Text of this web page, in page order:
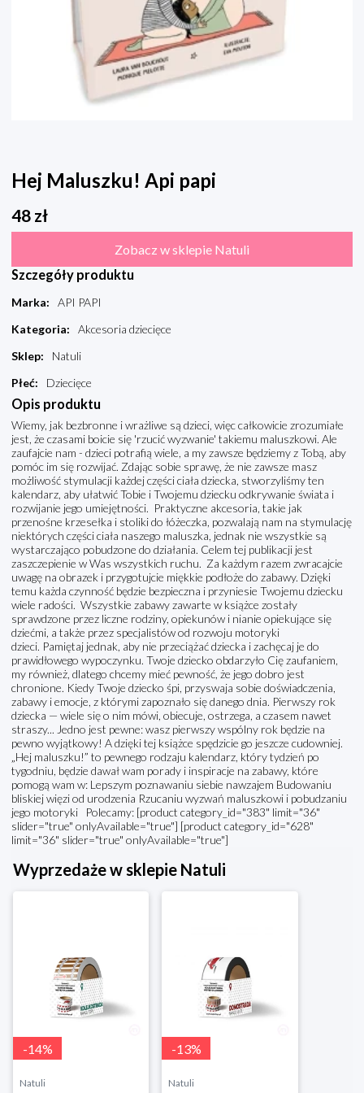
Hej Maluszku! Api papi
48 zł
Zobacz w sklepie Natuli
Szczegóły produktu
Marka:
API PAPI
Kategoria:
Akcesoria dziecięce
Sklep:
Natuli
Płeć: Dziecięce
Opis produktu
Wiemy, jak bezbronne i wrażliwe są dzieci, więc całkowicie zrozumiałe
jest, że czasami boicie się 'rzucić wyzwanie' takiemu maluszkowi. Ale
zaufajcie nam - dzieci potrafią wiele, a my zawsze będziemy z Tobą, aby
pomóc im się rozwijać. Zdając sobie sprawę, że nie zawsze masz
możliwość stymulacji każdej części ciała dziecka, stworzyliśmy ten
kalendarz, aby ułatwić Tobie i Twojemu dziecku odkrywanie świata i
rozwijanie jego umiejętności. Praktyczne akcesoria, takie jak
przenośne krzesełka i stoliki do łóżeczka, pozwalają nam na stymulację
niektórych części ciała naszego maluszka, jednak nie wszystkie są
wystarczająco pobudzone do działania. Celem tej publikacji jest
zaszczepienie w Was wszystkich ruchu. Za każdym razem zwracajcie
uwagę na obrazek i przygotujcie miękkie podłoże do zabawy. Dzięki
temu każda czynność będzie bezpieczna i przyniesie Twojemu dziecku
wiele radości. Wszystkie zabawy zawarte w książce zostały
sprawdzone przez liczne rodziny, opiekunów i nianie opiekujące się
dziećmi, a także przez specjalistów od rozwoju motoryki
dzieci. Pamiętaj jednak, aby nie przeciążać dziecka i zachęcaj je do
prawidłowego wypoczynku. Twoje dziecko obdarzyło Cię zaufaniem,
my również, dlatego chcemy mieć pewność, że jego dobro jest
chronione. Kiedy Twoje dziecko śpi, przyswaja sobie doświadczenia,
zabawy i emocje, z którymi zapoznało się danego dnia. Pierwszy rok
dziecka — wiele się o nim mówi, obiecuje, ostrzega, a czasem nawet
straszy... Jedno jest pewne: wasz pierwszy wspólny rok będzie na
pewno wyjątkowy! A dzięki tej książce spędzicie go jeszcze cudowniej.
„Hej maluszku!” to pewnego rodzaju kalendarz, który tydzień po
tygodniu, będzie dawał wam porady i inspiracje na zabawy, które
pomogą wam w: Lepszym poznawaniu siebie nawzajem Budowaniu
bliskiej więzi od urodzenia Rzucaniu wyzwań maluszkowi i pobudzaniu
jego motoryki Polecamy: [product category_id="383" limit="36"
slider="true" onlyAvailable="true"] [product category_id="628"
limit="36" slider="true" onlyAvailable="true"]
Wyprzedaże w sklepie Natuli
-14%
Natuli
-13%
Natuli